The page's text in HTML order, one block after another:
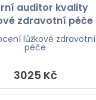
auditor kvality
zdravotní péče
lůžkové zdravotní
péče
3025 Kč